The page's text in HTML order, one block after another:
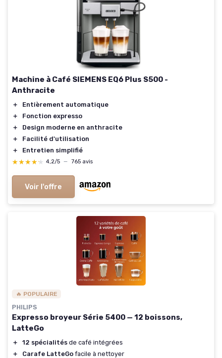
Machine à Café SIEMENS EQ6 Plus S500 -
Anthracite
＋
Entièrement automatique
＋
Fonction expresso
＋
Design moderne en anthracite
＋
Facilité d'utilisation
＋
Entretien simplifié
★★★★★
★★★★★ 4,2/5 — 765 avis
Voir l'offre
🔥 POPULAIRE
PHILIPS
Expresso broyeur Série 5400 — 12 boissons,
LatteGo
＋ 12 spécialités de café intégrées
＋
Carafe LatteGo facile à nettoyer